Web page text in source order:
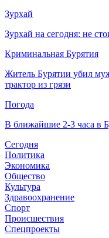
Зурхай
Зурхай на сегодня: не
Криминальная Бурятия
Житель Бурятии убил
трактор из грязи
Погода
В ближайшие 2-3 часа в
Сегодня
Политика
Экономика
Общество
Культура
Здравоохранение
Спорт
Происшествия
Спецпроекты